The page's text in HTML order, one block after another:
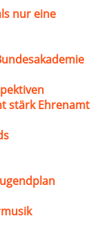
nur eine
stärk Ehrenamt